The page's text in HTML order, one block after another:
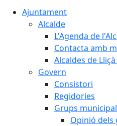
Ajuntament
Alcalde
L'Agenda de
Contacta amb
Alcaldes de
Govern
Consistori
Regidories
Grups
Opinió dels